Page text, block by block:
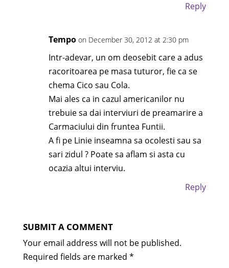
Reply
Tempo on December 30, 2012 at 2:30 pm
Intr-adevar, un om deosebit care a adus
racoritoarea pe masa tuturor, fie ca se
chema Cico sau Cola.
Mai ales ca in cazul americanilor nu
trebuie sa dai interviuri de preamarire a
Carmaciului din fruntea Funtii.
A fi pe Linie inseamna sa ocolesti sau sa
sari zidul ? Poate sa aflam si asta cu
ocazia altui interviu.
Reply
SUBMIT A COMMENT
Your email address will not be published.
Required fields are marked *